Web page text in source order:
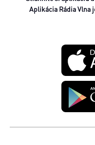
Aplikácia Rádia Vlna